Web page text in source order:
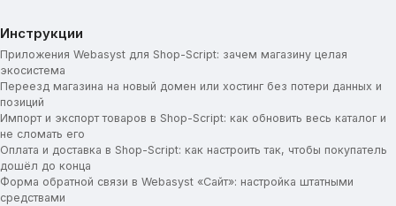
Инструкции
Приложения Webasyst для Shop-Script: зачем магазину целая
экосистема
Переезд магазина на новый домен или хостинг без потери данных и
позиций
Импорт и экспорт товаров в Shop-Script: как обновить весь каталог и
не сломать его
Оплата и доставка в Shop-Script: как настроить так, чтобы покупатель
дошёл до конца
Форма обратной связи в Webasyst «Сайт»: настройка штатными
средствами